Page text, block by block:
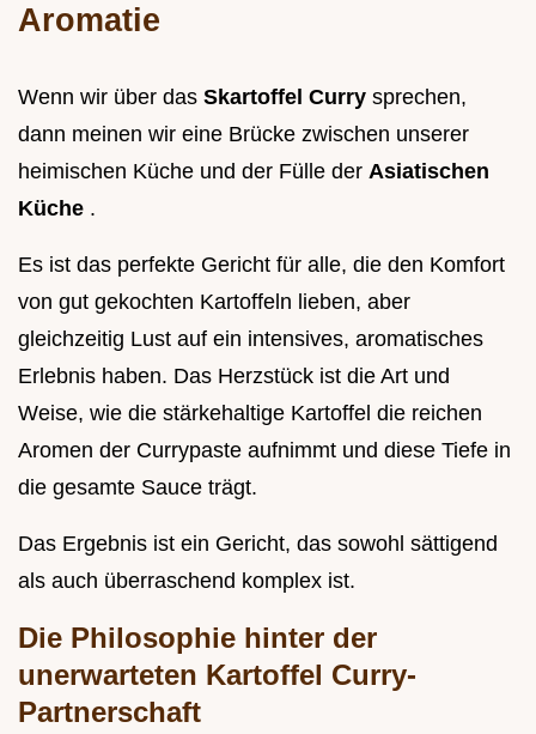
Aromatie
Wenn wir über das Skartoffel Curry sprechen,
dann meinen wir eine Brücke zwischen unserer
heimischen Küche und der Fülle der Asiatischen
Küche .
Es ist das perfekte Gericht für alle, die den Komfort
von gut gekochten Kartoffeln lieben, aber
gleichzeitig Lust auf ein intensives, aromatisches
Erlebnis haben. Das Herzstück ist die Art und
Weise, wie die stärkehaltige Kartoffel die reichen
Aromen der Currypaste aufnimmt und diese Tiefe in
die gesamte Sauce trägt.
Das Ergebnis ist ein Gericht, das sowohl sättigend
als auch überraschend komplex ist.
Die Philosophie hinter der
unerwarteten Kartoffel Curry-
Partnerschaft